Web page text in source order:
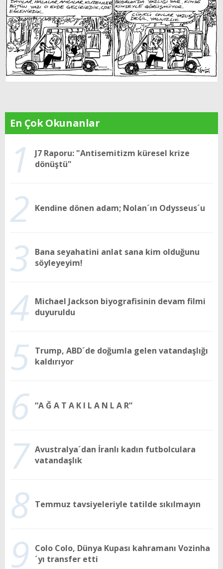
En Çok Okunanlar
1
J7 Raporu: "Antisemitizm küresel krize
dönüştü"
2 Kendine dönen adam; Nolan´ın Odysseus´u
3 Bana seyahatini anlat sana kim olduğunu
söyleyeyim!
4 Michael Jackson biyografisinin devam filmi
duyuruldu
5 Trump, ABD´de doğumla gelen vatandaşlığı
kaldırıyor
6 “A Ğ A T A K I L A N L A R”
7 Avustralya´dan İranlı kadın futbolculara
vatandaşlık
8 Temmuz tavsiyeleriyle tatilde sıkılmayın
9
Colo Colo, Dünya Kupası kahramanı Vozinha
´yı transfer etti